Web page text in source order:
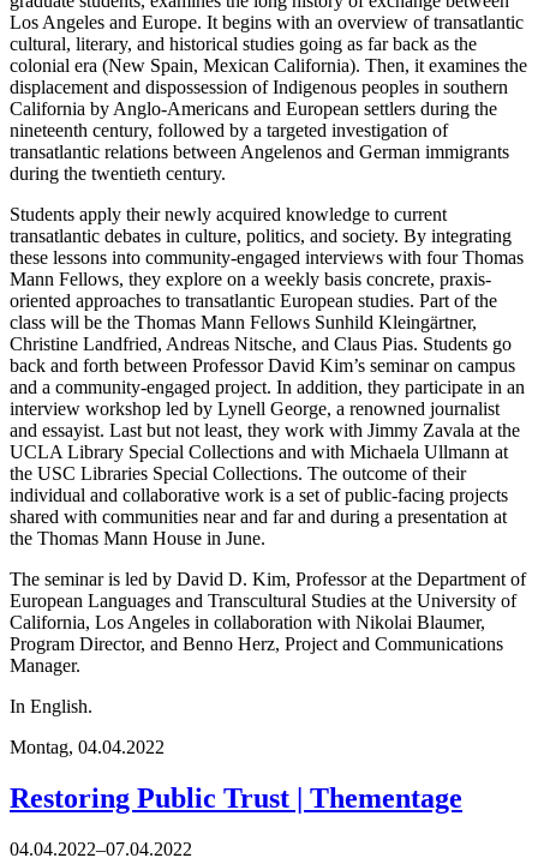
Los Angeles and Europe. It begins with an overview of transatlantic
cultural, literary, and historical studies going as far back as the
colonial era (New Spain, Mexican California). Then, it examines the
displacement and dispossession of Indigenous peoples in southern
California by Anglo-Americans and European settlers during the
nineteenth century, followed by a targeted investigation of
transatlantic relations between Angelenos and German immigrants
during the twentieth century.
Students apply their newly acquired knowledge to current
transatlantic debates in culture, politics, and society. By integrating
these lessons into community-engaged interviews with four Thomas
Mann Fellows, they explore on a weekly basis concrete, praxis-
oriented approaches to transatlantic European studies. Part of the
class will be the Thomas Mann Fellows Sunhild Kleingärtner,
Christine Landfried, Andreas Nitsche, and Claus Pias. Students go
back and forth between Professor David Kim’s seminar on campus
and a community-engaged project. In addition, they participate in an
interview workshop led by Lynell George, a renowned journalist
and essayist. Last but not least, they work with Jimmy Zavala at the
UCLA Library Special Collections and with Michaela Ullmann at
the USC Libraries Special Collections. The outcome of their
individual and collaborative work is a set of public-facing projects
shared with communities near and far and during a presentation at
the Thomas Mann House in June.
The seminar is led by David D. Kim, Professor at the Department of
European Languages and Transcultural Studies at the University of
California, Los Angeles in collaboration with Nikolai Blaumer,
Program Director, and Benno Herz, Project and Communications
Manager.
In English.
Montag, 04.04.2022
Restoring Public Trust | Thementage
04.04.2022–07.04.2022